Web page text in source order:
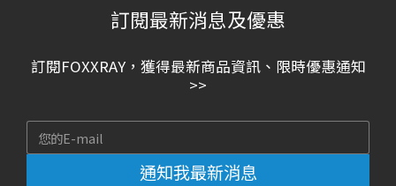
訂閱最新消息及優惠
訂閱FOXXRAY，獲得最新商品資訊、限時優惠通知
>>
通知我最新消息